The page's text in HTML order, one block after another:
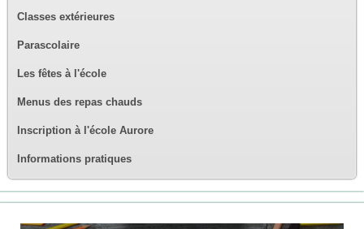
Classes extérieures
Parascolaire
Les fêtes à l'école
Menus des repas chauds
Inscription à l'école Aurore
Informations pratiques